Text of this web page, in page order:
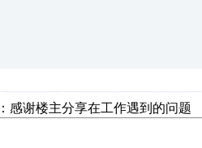
感谢楼主分享在工作遇到的问题